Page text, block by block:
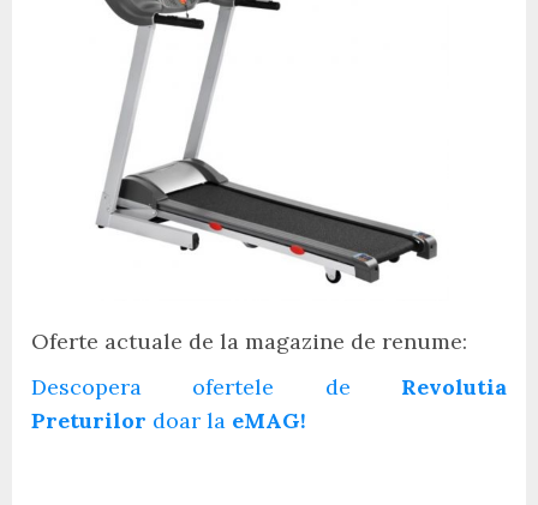
Oferte actuale de la magazine de renume:
Descopera ofertele de Revolutia
Preturilor doar la eMAG!